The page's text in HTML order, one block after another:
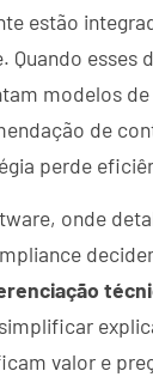
estão
Quando esses
modelos de
de
perde
onde
valor e